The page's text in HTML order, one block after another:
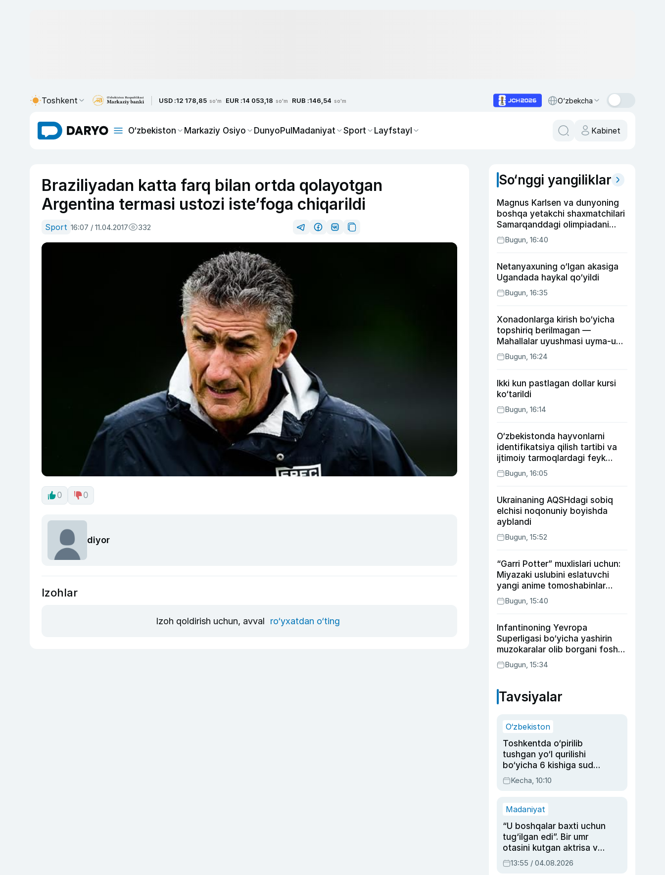
Toshkent USD :12 178,85 so'm EUR :14 053,18 so'm RUB :146,54 so'm O‘zbekcha
O‘zbekiston Markaziy Osiyo DunyoPulMadaniyat Sport Layfstayl Kabinet
Braziliyadan katta farq bilan ortda qolayotgan
Argentina termasi ustozi iste’foga chiqarildi
Sport 16:07 / 11.04.2017 332
0 0
diyor
Izohlar
Izoh qoldirish uchun, avval ro‘yxatdan o‘ting
So‘nggi yangiliklar
Magnus Karlsen va dunyoning
boshqa yetakchi shaxmatchilari
Samarqanddagi olimpiadani
o‘tkazib yuboradi
Bugun, 16:40
Netanyaxuning o‘lgan akasiga
Ugandada haykal qo‘yildi
Bugun, 16:35
Xonadonlarga kirish bo‘yicha
topshiriq berilmagan —
Mahallalar uyushmasi uyma-uy
yurgan mas’ullar haqida
Bugun, 16:24
Ikki kun pastlagan dollar kursi
ko‘tarildi
Bugun, 16:14
O‘zbekistonda hayvonlarni
identifikatsiya qilish tartibi va
ijtimoiy tarmoqlardagi feyk
xabarlarga izoh berildi
Bugun, 16:05
Ukrainaning AQSHdagi sobiq
elchisi noqonuniy boyishda
ayblandi
Bugun, 15:52
“Garri Potter” muxlislari uchun:
Miyazaki uslubini eslatuvchi
yangi anime tomoshabinlar
e’tiborini qozonmoqda
Bugun, 15:40
Infantinoning Yevropa
Superligasi bo‘yicha yashirin
muzokaralar olib borgani fosh
bo‘ldiBugun, 15:34
Tavsiyalar
O‘zbekiston
Toshkentda o‘pirilib
tushgan yo‘l qurilishi
bo‘yicha 6 kishiga sud
hukmi o‘qildi
Kecha, 10:10
Madaniyat
“U boshqalar baxti uchun
tug‘ilgan edi”. Bir umr
otasini kutgan aktrisa va
dublyaj ustasi Rimma
Ahmedovaning
13:55 / 04.08.2026